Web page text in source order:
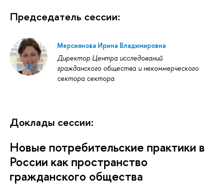
Председатель сессии:
Мерсиянова Ирина Владимировна
Директор Центра исследований
гражданского общества и некоммерческого
сектора сектора
Доклады сессии:
Новые потребительские практики в
России как пространство
гражданского общества